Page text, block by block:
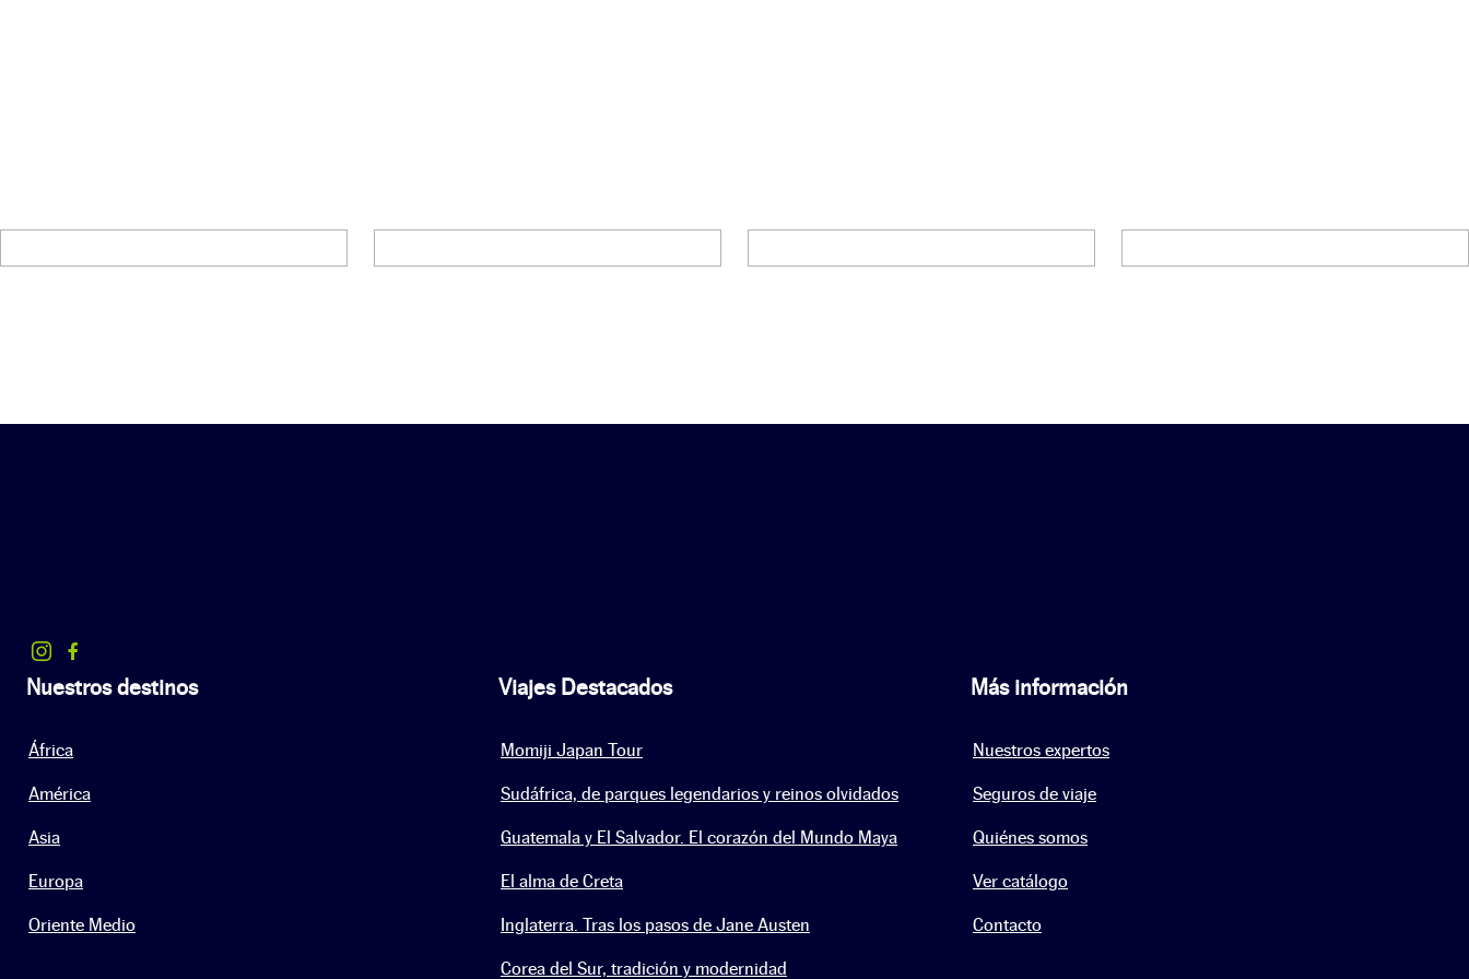
Nuestros destinos
África
América
Asia
Europa
Oriente Medio
Viajes Destacados
Momiji Japan Tour
Sudáfrica, de parques legendarios y reinos olvidados
Guatemala y El Salvador. El corazón del Mundo Maya
El alma de Creta
Inglaterra. Tras los pasos de Jane Austen
Corea del Sur, tradición y modernidad
Más información
Nuestros expertos
Seguros de viaje
Quiénes somos
Ver catálogo
Contacto